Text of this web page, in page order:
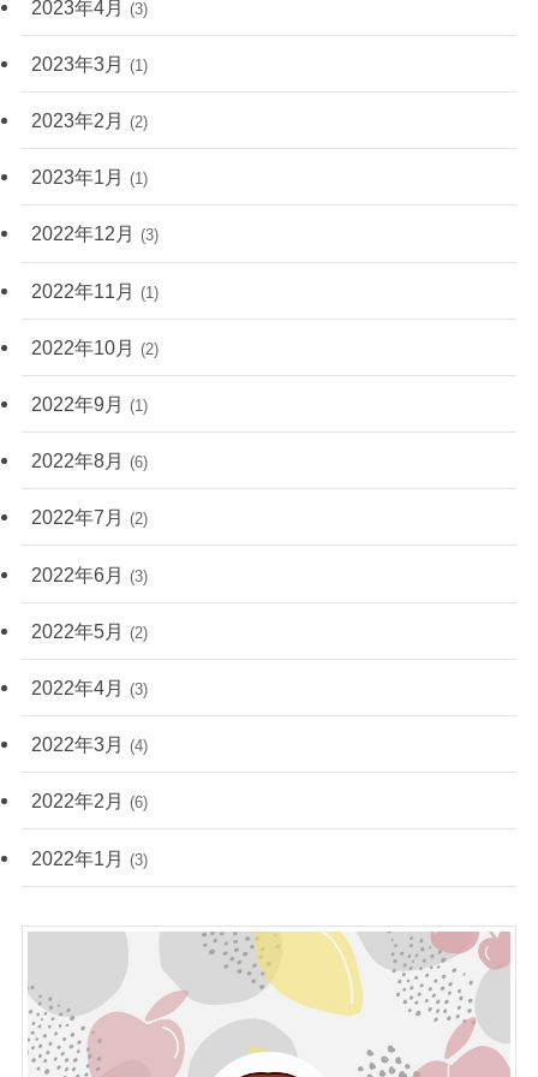
2023年4月 (3)
2023年3月 (1)
2023年2月 (2)
2023年1月 (1)
2022年12月 (3)
2022年11月 (1)
2022年10月 (2)
2022年9月 (1)
2022年8月 (6)
2022年7月 (2)
2022年6月 (3)
2022年5月 (2)
2022年4月 (3)
2022年3月 (4)
2022年2月 (6)
2022年1月 (3)